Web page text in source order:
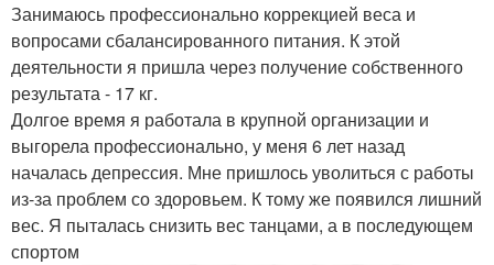
Занимаюсь профессионально коррекцией веса и
вопросами сбалансированного питания. К этой
деятельности я пришла через получение собственного
результата - 17 кг.
Долгое время я работала в крупной организации и
выгорела профессионально, у меня 6 лет назад
началась депрессия. Мне пришлось уволиться с работы
из-за проблем со здоровьем. К тому же появился лишний
вес. Я пыталась снизить вес танцами, а в последующем
спортом